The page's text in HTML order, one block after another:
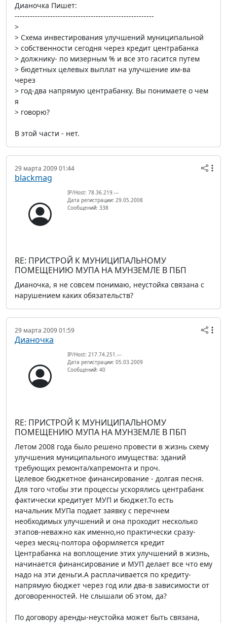
Дианочка Пишет:
-------------------------------------------------------
>
> Схема инвестирования улучшений муниципальной
> собственности сегодня через кредит центрабанка
> должнику- по мизерным % и все это гасится путем
> бюдетных целевых выплат на улучшение им-ва
через
> год-два напрямую центрабанку. Вы понимаете о чем
я
> говорю?
В этой части - нет.
29 марта 2009 01:44
blackmag
IP/Host: 78.36.219.---
Дата регистрации: 29.05.2008
Сообщений: 338
RE: ПРИСТРОЙ К МУНИЦИПАЛЬНОМУ
ПОМЕЩЕНИЮ МУПА НА МУНЗЕМЛЕ В ПБП
Дианочка, я не совсем понимаю, неустойка связана с
нарушением каких обязательств?
29 марта 2009 01:59
Дианочка
IP/Host: 217.74.251.---
Дата регистрации: 05.03.2009
Сообщений: 40
RE: ПРИСТРОЙ К МУНИЦИПАЛЬНОМУ
ПОМЕЩЕНИЮ МУПА НА МУНЗЕМЛЕ В ПБП
Летом 2008 года было решено провести в жизнь схему
улучшения муниципального имущества: зданий
требующих ремонта/капремонта и проч.
Целевое бюджетное финансирование - долгая песня.
Для того чтобы эти процессы ускорялись центрабанк
фактически кредитует МУП и бюджет.То есть
начальник МУПа подает заявку с перечнем
необходимых улучшений и она проходит несколько
этапов-неважно как именно,но практически сразу-
через месяц-полтора оформляется кредит
Центрабанка на воплощение этих улучшений в жизнь,
начинается финансирование и МУП делает все что ему
надо на эти деньги.А расплачивается по кредиту-
напрямую бюджет через год или два-в зависимости от
договоренностей. Не слышали об этом, да?
По договору аренды-неустойка может быть связана,